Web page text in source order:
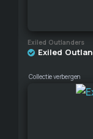
Exiled Outlanders
Exiled
Collectie verbergen